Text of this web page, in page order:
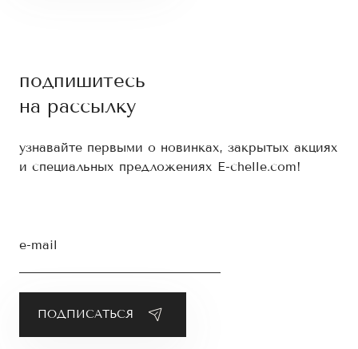
подпишитесь
на рассылку
узнавайте первыми о новинках, закрытых акциях
и специальных предложениях E-chelle.com!
e-mail